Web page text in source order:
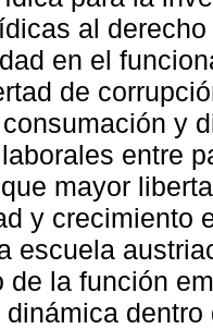
al
en el
de
y
entre
mayor
y crecimiento
escuela
de la función